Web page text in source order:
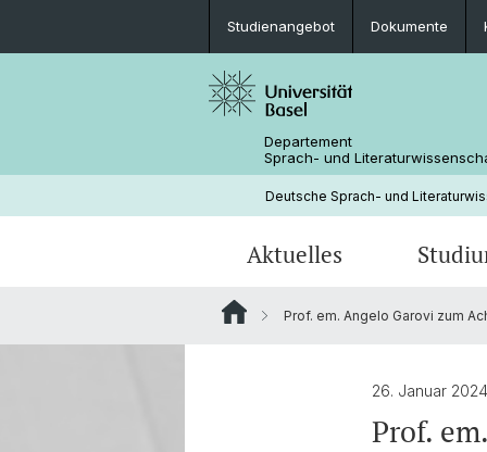
Studienangebot Dokumente
Departement
Sprach- und
Deutsche Sprach- und
Aktuelles
Prof. em. Angelo Garovi zum
26. Januar 2024
Prof.